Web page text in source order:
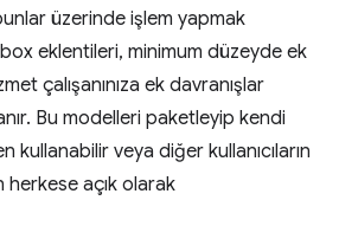
üzerinde işlem yapmak
eklentileri, minimum düzeyde ek
çalışanınıza ek davranışlar
Bu modelleri paketleyip kendi
kullanabilir veya diğer kullanıcıların
herkese açık olarak